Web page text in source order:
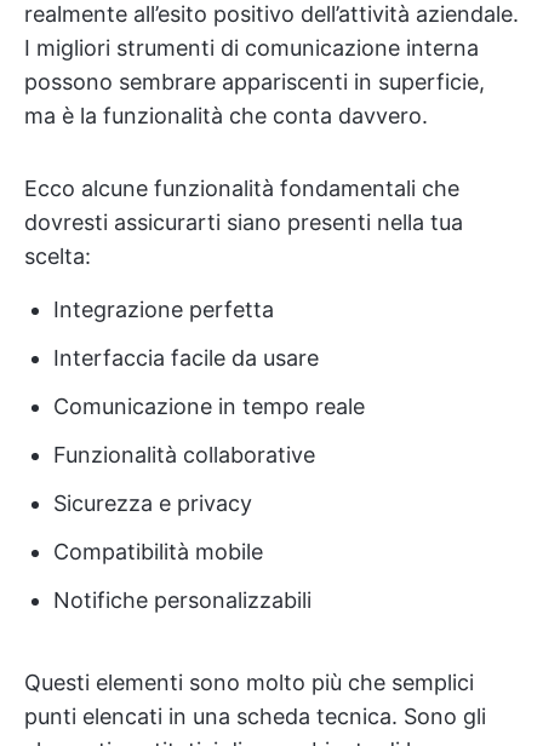
realmente all’esito positivo dell’attività aziendale.
I migliori strumenti di comunicazione interna
possono sembrare appariscenti in superficie,
ma è la funzionalità che conta davvero.
Ecco alcune funzionalità fondamentali che
dovresti assicurarti siano presenti nella tua
scelta:
Integrazione perfetta
Interfaccia facile da usare
Comunicazione in tempo reale
Funzionalità collaborative
Sicurezza e privacy
Compatibilità mobile
Notifiche personalizzabili
Questi elementi sono molto più che semplici
punti elencati in una scheda tecnica. Sono gli